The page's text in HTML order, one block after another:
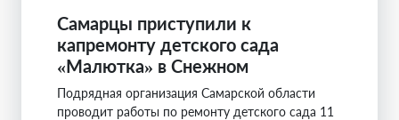
Самарцы приступили к
капремонту детского сада
«Малютка» в Снежном
Подрядная организация Самарской области
проводит работы по ремонту детского сада 11